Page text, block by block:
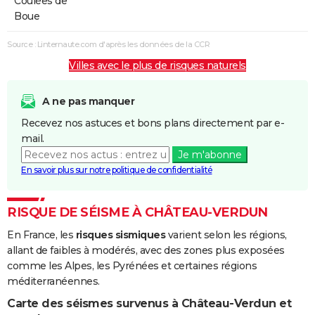
Boue
Source : Linternaute.com d'après les données de la CCR
Villes avec le plus de risques naturels
A ne pas manquer
Recevez nos astuces et bons plans directement par e-
mail.
Je m'abonne
En savoir plus sur notre politique de confidentialité
RISQUE DE SÉISME À CHÂTEAU-VERDUN
En France, les risques sismiquesvarient selon les régions,
allant de faibles à modérés, avec des zones plus exposées
comme les Alpes, les Pyrénées et certaines régions
méditerranéennes.
Carte des séismes survenus à Château-Verdun et